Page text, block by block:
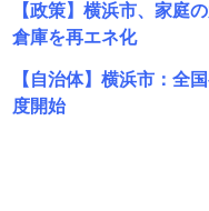
【政策】横浜市、家庭
倉庫を再エネ化
【自治体】横浜市：全
度開始